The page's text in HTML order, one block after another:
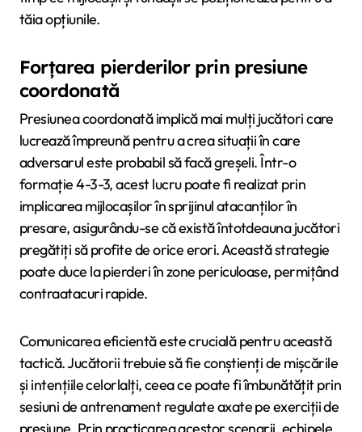
tăia opțiunile.
Forțarea pierderilor prin presiune
coordonată
Presiunea coordonată implică mai mulți jucători care
lucrează împreună pentru a crea situații în care
adversarul este probabil să facă greșeli. Într-o
formație 4-3-3, acest lucru poate fi realizat prin
implicarea mijlocașilor în sprijinul atacanților în
presare, asigurându-se că există întotdeauna jucători
pregătiți să profite de orice erori. Această strategie
poate duce la pierderi în zone periculoase, permițând
contraatacuri rapide.
Comunicarea eficientă este crucială pentru această
tactică. Jucătorii trebuie să fie conștienți de mișcările
și intențiile celorlalți, ceea ce poate fi îmbunătățit prin
sesiuni de antrenament regulate axate pe exerciții de